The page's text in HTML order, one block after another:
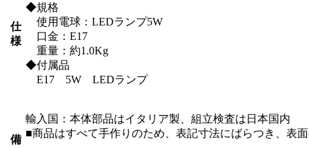
仕
様
◆規格
使用電球：LEDランプ5W
口金：E17
重量：約1.0Kg
◆付属品
E17 5W LEDランプ
輸入国：本体部品はイタリア製、組立検査は日本国内
備
■商品はすべて手作りのため、表記寸法にばらつき、表